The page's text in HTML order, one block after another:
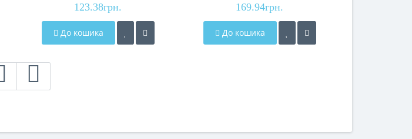
123.38грн.
До кошика
169.94грн.
До кошика